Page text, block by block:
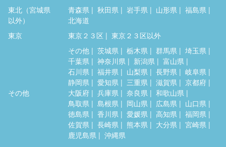
東北（宮城県
以外）
青森県 秋田県 岩手県 山形県
福島県
北海道
東京
東京２３区 東京２３区以外
その他
その他 茨城県 栃木県 群馬県
埼玉県
千葉県
神奈川県 新潟県
富山県
石川県
福井県 山梨県 長野県
岐阜県
静岡県
愛知県 三重県 滋賀県
京都府
大阪府
兵庫県 奈良県
和歌山県
鳥取県
島根県 岡山県 広島県
山口県
徳島県
香川県 愛媛県 高知県
福岡県
佐賀県
長崎県 熊本県 大分県
宮崎県
鹿児島県
沖縄県